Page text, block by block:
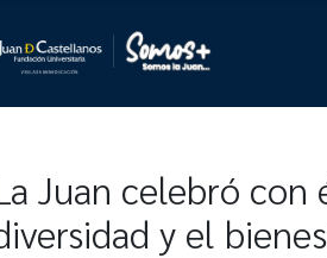
Juan celebró
y el